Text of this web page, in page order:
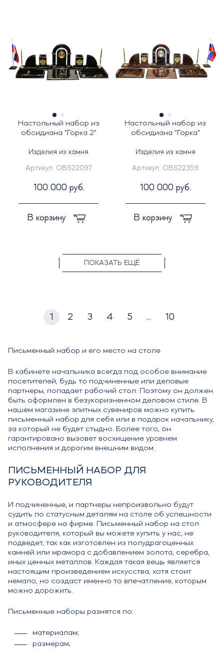
Настольный набор из
обсидиана "Горка 2"
Изделия из камня
Артикул: OBS22097
100 000 руб.
В корзину
Настольный набор из
обсидиана "Горка"
Изделия из камня
Артикул: OBS22359
100 000 руб.
В корзину
ПОКАЗАТЬ ЕЩЁ
1 2 3 4 5 ... 10
Письменный набор и его место на столе
В кабинете начальника всегда под особое внимание
посетителей, будь то подчиненные или деловые
партнеры, попадает рабочий стол. Поэтому он должен
быть оформлен в безукоризненном деловом стиле. В
нашем магазине элитных сувениров можно купить
письменный набор для себя или в подарок начальнику,
за который не будет стыдно. Более того, он
гарантировано вызовет восхищение уровнем
исполнения и дорогим внешним видом.
ПИСЬМЕННЫЙ НАБОР ДЛЯ
РУКОВОДИТЕЛЯ
И подчиненные, и партнеры непроизвольно будут
судить по статусным деталям на столе об успешности
и атмосфере на фирме. Письменный набор на стол
руководителя, который вы можете купить у нас, не
подведет, так как изготовлен из полудрагоценных
камней или мрамора с добавлением золота, серебра,
иных ценных металлов. Каждая такая вещь является
настоящим произведением искусства, хотя стоит
немало, но создаст именно то впечатление, которым
можно дорожить.
Письменные наборы разнятся по:
материалам;
размерам;